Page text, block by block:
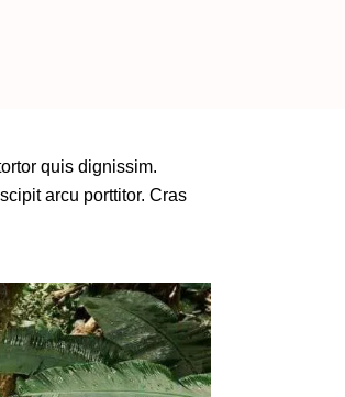
quis dignissim.
arcu porttitor. Cras